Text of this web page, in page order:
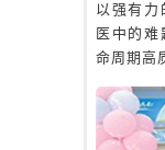
以强有力
医中的
命周期高